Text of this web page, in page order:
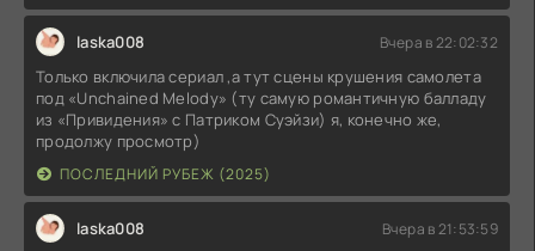
laska008 Вчера в 22:02:32
Только включила сериал ,а тут сцены крушения самолета
под «Unchained Melody» (ту самую романтичную балладу
из «Привидения» с Патриком Суэйзи) я, конечно же,
продолжу просмотр)
ПОСЛЕДНИЙ РУБЕЖ (2025)
laska008 Вчера в 21:53:59